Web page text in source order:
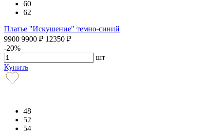
60
62
Платье "Искушение" темно-синий
9900 9900 ₽ 12350 ₽
-20%
шт
Купить
48
52
54